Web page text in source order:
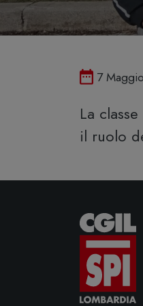
7
La
il ruolo